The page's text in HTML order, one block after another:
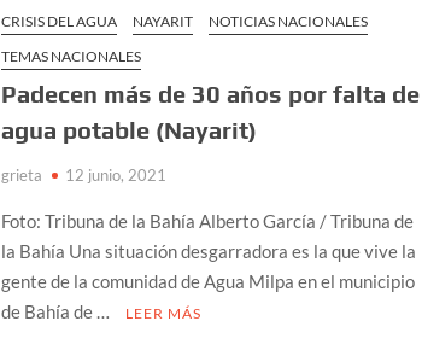
CRISIS DEL AGUA
NAYARIT
NOTICIAS NACIONALES
TEMAS NACIONALES
Padecen más de 30 años por falta de
agua potable (Nayarit)
grieta 12 junio, 2021
Foto: Tribuna de la Bahía Alberto García / Tribuna de
la Bahía Una situación desgarradora es la que vive la
gente de la comunidad de Agua Milpa en el municipio
de Bahía de …
LEER MÁS